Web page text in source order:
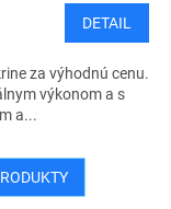
DETAIL
za výhodnú cenu.
výkonom a s
a...